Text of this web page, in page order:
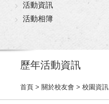
活動資訊
活動相簿
歷年活動資訊
首頁 > 關於校友會 > 校園資訊